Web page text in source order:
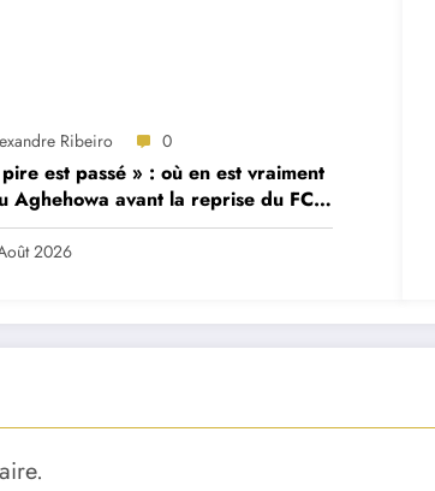
Ribeiro 0
est passé » : où en est vraiment
Aghehowa avant la reprise du FC
?
2026